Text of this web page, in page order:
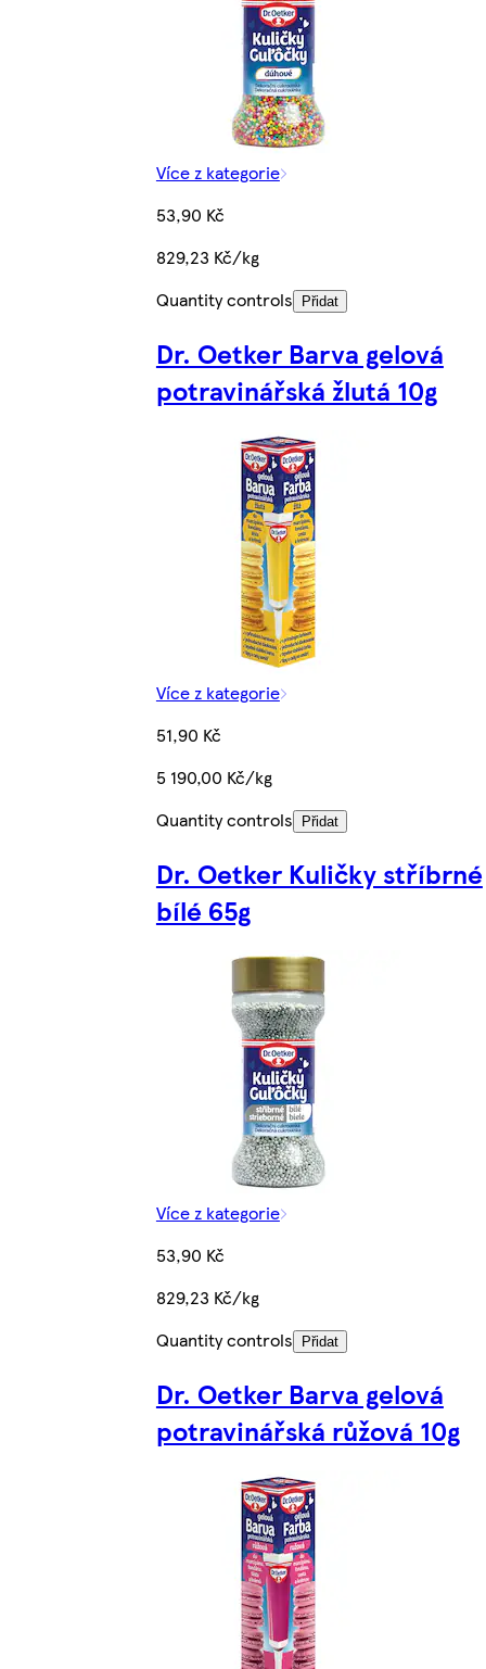
Více z kategorie
53,90 Kč
829,23 Kč/kg
Quantity controls
Přidat
Dr. Oetker Barva gelová
potravinářská žlutá 10g
Více z kategorie
51,90 Kč
5 190,00 Kč/kg
Quantity controls
Přidat
Dr. Oetker Kuličky stříbrné
bílé 65g
Více z kategorie
53,90 Kč
829,23 Kč/kg
Quantity controls
Přidat
Dr. Oetker Barva gelová
potravinářská růžová 10g